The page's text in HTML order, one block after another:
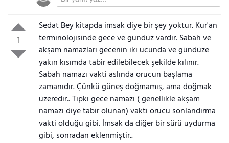
1
Sedat Bey kitapda imsak diye bir şey yoktur. Kur'an
terminolojisinde gece ve gündüz vardır. Sabah ve
akşam namazları gecenin iki ucunda ve gündüze
yakın kısımda tabir edilebilecek şekilde kılınır.
Sabah namazı vakti aslında orucun başlama
zamanıdır. Çünkü güneş doğmamış, ama doğmak
üzeredir.. Tıpkı gece namazı ( genellikle akşam
namazı diye tabir olunan) vakti orucu sonlandırma
vakti olduğu gibi. İmsak da diğer bir sürü uydurma
gibi, sonradan eklenmiştir..